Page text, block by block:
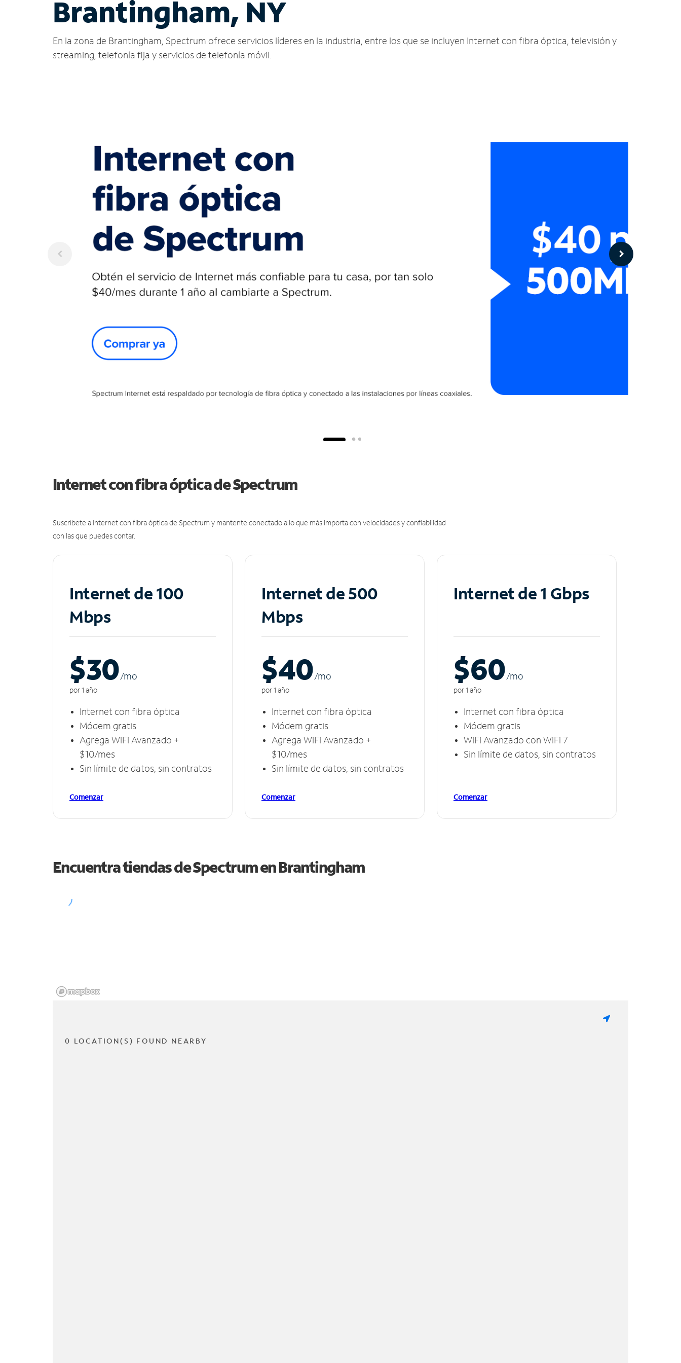
Brantingham, NY
En la zona de Brantingham, Spectrum ofrece servicios líderes en la industria, entre los que se incluyen Internet con fibra óptica, televisión y
streaming, telefonía fija y servicios de telefonía móvil.
Internet con fibra óptica de Spectrum
Suscríbete a Internet con fibra óptica de Spectrum y mantente conectado a lo que más importa con velocidades y confiabilidad
con las que puedes contar.
Internet de 100
Mbps
$30/mo
por 1 año
Internet con fibra óptica
Módem gratis
Agrega WiFi Avanzado +
$10/mes
Sin límite de datos, sin contratos
Comenzar
Internet de 500
Mbps
$40/mo
por 1 año
Internet con fibra óptica
Módem gratis
Agrega WiFi Avanzado +
$10/mes
Sin límite de datos, sin contratos
Comenzar
Internet de 1 Gbps
$60/mo
por 1 año
Internet con fibra óptica
Módem gratis
WiFi Avanzado con WiFi 7
Sin límite de datos, sin contratos
Comenzar
Encuentra tiendas de Spectrum enBrantingham
0 LOCATION(S) FOUND NEARBY